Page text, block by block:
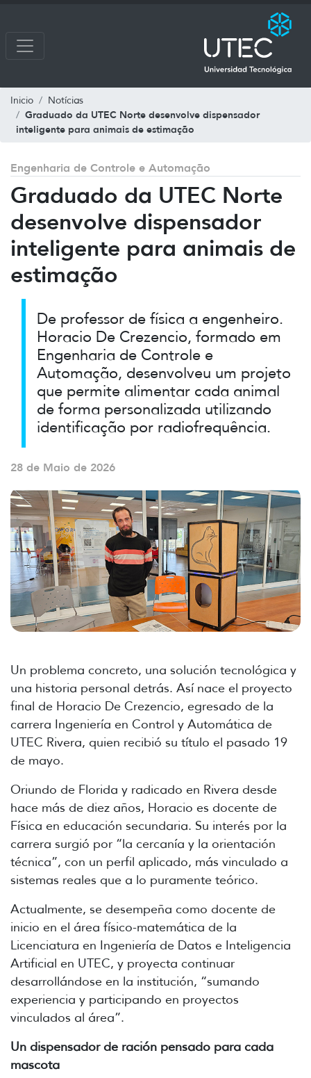
Inicio Notícias
Graduado da UTEC Norte desenvolve dispensador
inteligente para animais de estimação
Engenharia de Controle e Automação
Graduado da UTEC Norte
desenvolve dispensador
inteligente para animais de
estimação
De professor de física a engenheiro.
Horacio De Crezencio, formado em
Engenharia de Controle e
Automação, desenvolveu um projeto
que permite alimentar cada animal
de forma personalizada utilizando
identificação por radiofrequência.
28 de Maio de 2026
Un problema concreto, una solución tecnológica y
una historia personal detrás. Así nace el proyecto
final de Horacio De Crezencio, egresado de la
carrera Ingeniería en Control y Automática de
UTEC Rivera, quien recibió su título el pasado 19
de mayo.
Oriundo de Florida y radicado en Rivera desde
hace más de diez años, Horacio es docente de
Física en educación secundaria. Su interés por la
carrera surgió por “la cercanía y la orientación
técnica”, con un perfil aplicado, más vinculado a
sistemas reales que a lo puramente teórico.
Actualmente, se desempeña como docente de
inicio en el área físico-matemática de la
Licenciatura en Ingeniería de Datos e Inteligencia
Artificial en UTEC, y proyecta continuar
desarrollándose en la institución, “sumando
experiencia y participando en proyectos
vinculados al área”.
Un dispensador de ración pensado para cada
mascota